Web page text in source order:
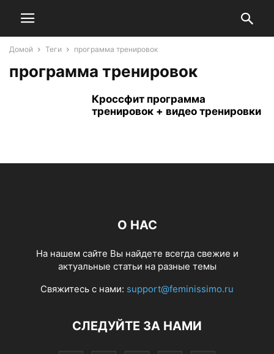
Домой Теги программа тренировок
программа тренировок
Кроссфит программа
тренировок + видео тренировки
О НАС
На нашем сайте Вы найдете всегда свежие и
актуальные статьи на разные темы
Свяжитесь с нами: support@feminissimo.ru
СЛЕДУЙТЕ ЗА НАМИ